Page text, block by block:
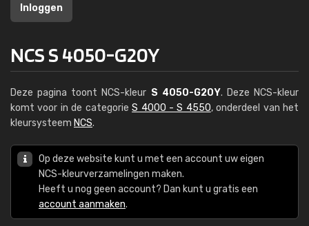
Inloggen
NCS S 4050-G20Y
Deze pagina toont NCS-kleur S 4050-G20Y. Deze NCS-kleur
komt voor in de categorieS 4000 - S 4550, onderdeel van het
kleursysteem NCS.
Op deze website kunt u met een account uw eigen
NCS-kleurverzamelingen maken.
Heeft u nog geen account? Dan kunt u gratis een
account aanmaken.